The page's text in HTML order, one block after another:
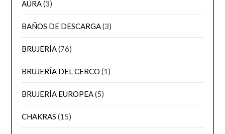
AURA(3)
BAÑOS DE DESCARGA(3)
BRUJERÍA(76)
BRUJERÍA DEL CERCO (1)
BRUJERÍA EUROPEA(5)
CHAKRAS (15)